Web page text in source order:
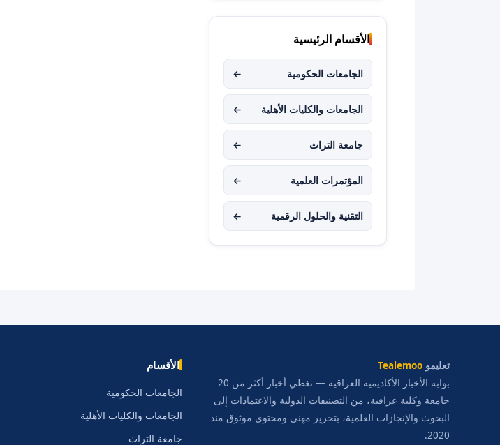
الأقسام الرئيسية
الجامعات الحكومية ←
الجامعات والكليات الأهلية ←
جامعة التراث ←
المؤتمرات العلمية ←
التقنية والحلول الرقمية ←
تعليمو Tealemoo
بوابة الأخبار الأكاديمية العراقية — نغطي أخبار أكثر من 20
جامعة وكلية عراقية، من التصنيفات الدولية والاعتمادات إلى
البحوث والإنجازات العلمية، بتحرير مهني ومحتوى موثوق منذ
2020.
الأقسام
الجامعات الحكومية
الجامعات والكليات الأهلية
جامعة التراث